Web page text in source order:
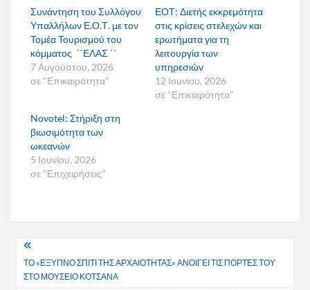
Συνάντηση του Συλλόγου
Υπαλλήλων Ε.Ο.Τ. με τον
Τομέα Τουρισμού του
κόμματος ΄΄ΕΛΑΣ ΄΄
7 Αυγούστου, 2026
σε "Επικαιρότητα"
ΕΟΤ: Διετής εκκρεμότητα
στις κρίσεις στελεχών και
ερωτήματα για τη
λειτουργία των
υπηρεσιών
12 Ιουνίου, 2026
σε "Επικαιρότητα"
Novotel: Στήριξη στη
βιωσιμότητα των
ωκεανών
5 Ιουνίου, 2026
σε "Επιχειρήσεις"
Πλοήγηση
άρθρων
ΤΟ «ΕΞΥΠΝΟ ΣΠΙΤΙ ΤΗΣ ΑΡΧΑΙΟΤΗΤΑΣ» ΑΝΟΙΓΕΙ ΤΙΣ ΠΟΡΤΕΣ ΤΟΥ
ΣΤΟ ΜΟΥΣΕΙΟ ΚΟΤΣΑΝΑ